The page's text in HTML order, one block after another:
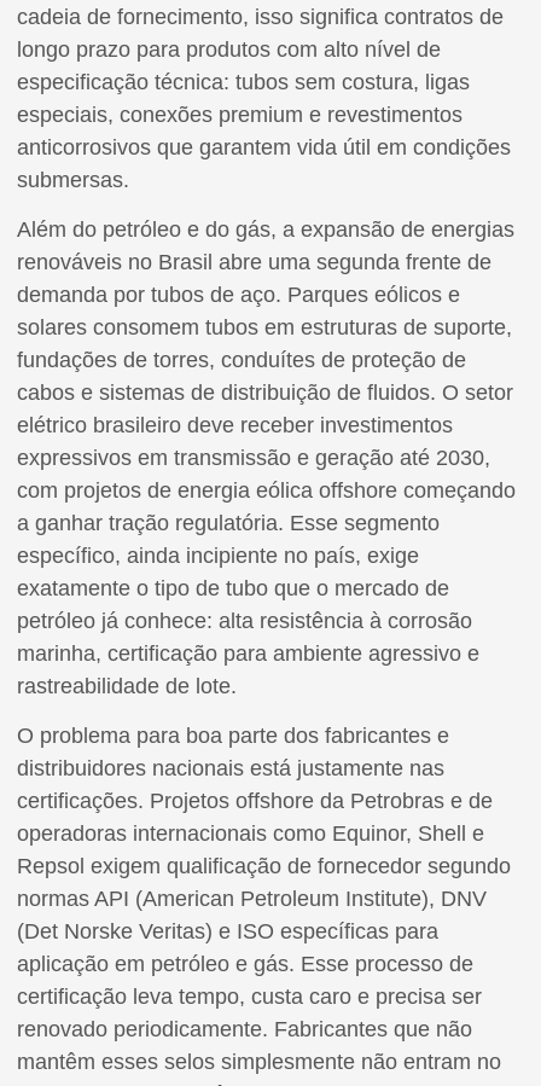
cadeia de fornecimento, isso significa contratos de
longo prazo para produtos com alto nível de
especificação técnica: tubos sem costura, ligas
especiais, conexões premium e revestimentos
anticorrosivos que garantem vida útil em condições
submersas.
Além do petróleo e do gás, a expansão de energias
renováveis no Brasil abre uma segunda frente de
demanda por tubos de aço. Parques eólicos e
solares consomem tubos em estruturas de suporte,
fundações de torres, conduítes de proteção de
cabos e sistemas de distribuição de fluidos. O setor
elétrico brasileiro deve receber investimentos
expressivos em transmissão e geração até 2030,
com projetos de energia eólica offshore começando
a ganhar tração regulatória. Esse segmento
específico, ainda incipiente no país, exige
exatamente o tipo de tubo que o mercado de
petróleo já conhece: alta resistência à corrosão
marinha, certificação para ambiente agressivo e
rastreabilidade de lote.
O problema para boa parte dos fabricantes e
distribuidores nacionais está justamente nas
certificações. Projetos offshore da Petrobras e de
operadoras internacionais como Equinor, Shell e
Repsol exigem qualificação de fornecedor segundo
normas API (American Petroleum Institute), DNV
(Det Norske Veritas) e ISO específicas para
aplicação em petróleo e gás. Esse processo de
certificação leva tempo, custa caro e precisa ser
renovado periodicamente. Fabricantes que não
mantêm esses selos simplesmente não entram no